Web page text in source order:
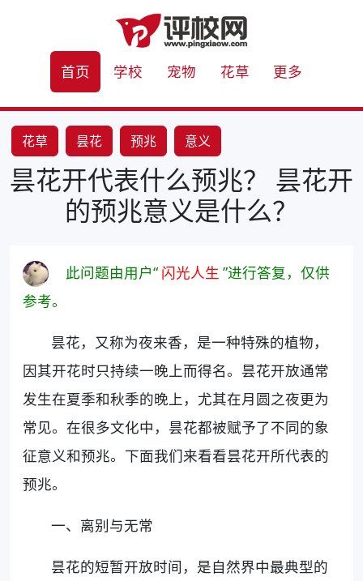
首页 学校 宠物 花草 更多
花草 昙花 预兆 意义
昙花开代表什么预兆？ 昙花开
的预兆意义是什么？
此问题由用户“ 闪光人生 ”进行答复，仅供
参考。
昙花，又称为夜来香，是一种特殊的植物，
因其开花时只持续一晚上而得名。昙花开放通常
发生在夏季和秋季的晚上，尤其在月圆之夜更为
常见。在很多文化中，昙花都被赋予了不同的象
征意义和预兆。下面我们来看看昙花开所代表的
预兆。
一、离别与无常
昙花的短暂开放时间，是自然界中最典型的